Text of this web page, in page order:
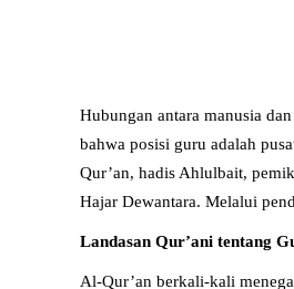
Hubungan antara manusia
bahwa posisi guru adalah
Qur’an, hadis Ahlulbait,
Hajar Dewantara. Melalui
Landasan Qur’ani tentang
Al-Qur’an berkali-kali